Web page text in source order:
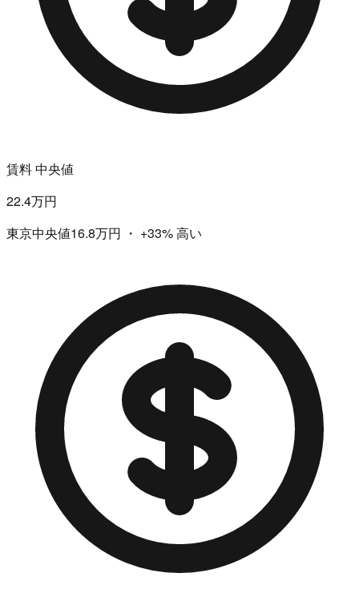
賃料 中央値
22.4万円
東京中央値16.8万円 ・ +33%高い